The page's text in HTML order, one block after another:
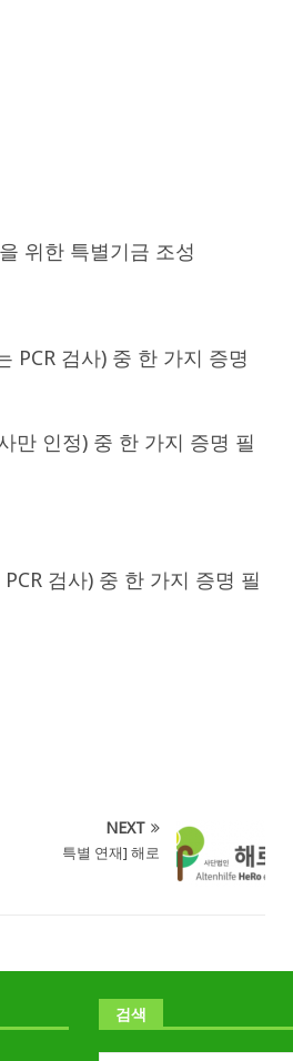
위한 특별기금 조성
PCR 검사) 중 한 가지 증명
만 인정) 중 한 가지 증명 필
검사) 중 한 가지 증명 필
NEXT
특별 연재] 해로
검색